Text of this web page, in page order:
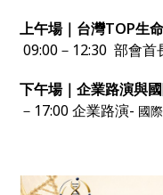
上午場｜台灣TOP生
09:00－12:30 部會首
下午場｜企業路演與
－17:00 企業路演- 國